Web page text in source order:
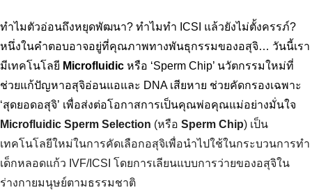
ทำไมตัวอ่อนถึงหยุดพัฒนา? ทำไมทำ ICSI แล้วยังไม่ตั้งครรภ์?
หนึ่งในคำตอบอาจอยู่ที่คุณภาพทางพันธุกรรมของอสุจิ… วันนี้เรา
มีเทคโนโลยี Microfluidic หรือ ‘Sperm Chip’ นวัตกรรมใหม่ที่
ช่วยแก้ปัญหาอสุจิอ่อนแอและ DNA เสียหาย ช่วยคัดกรองเฉพาะ
‘สุดยอดอสุจิ’ เพื่อส่งต่อโอกาสการเป็นคุณพ่อคุณแม่อย่างมั่นใจ
Microfluidic Sperm Selection (หรือ Sperm Chip) เป็น
เทคโนโลยีใหม่ในการคัดเลือกอสุจิเพื่อนำไปใช้ในกระบวนการทำ
เด็กหลอดแก้ว IVF/ICSI โดยการเลียนแบบการว่ายของอสุจิใน
ร่างกายมนุษย์ตามธรรมชาติ